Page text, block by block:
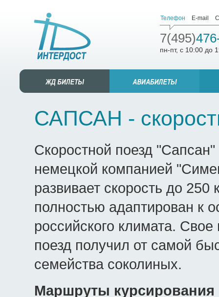
Телефон E-mail
7(495)
пн-пт, с 10:00 до
САПСАН -
Скоростной поезд
немецкой компанией
развивает скорость до 250
полностью адаптирован к
российского климата. Свое
поезд получил от самой
семейства соколиных.
Маршруты курсирования